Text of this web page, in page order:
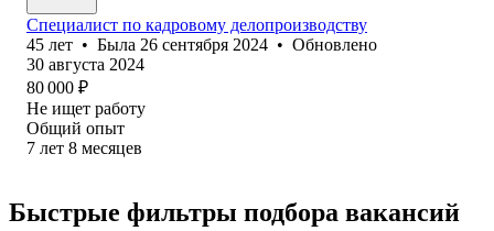
Специалист по кадровому делопроизводству
45 лет • Была 26 сентября 2024 • Обновлено
30 августа 2024
80 000 ₽
Не ищет работу
Общий опыт
7 лет 8 месяцев
Быстрые фильтры подбора вакансий